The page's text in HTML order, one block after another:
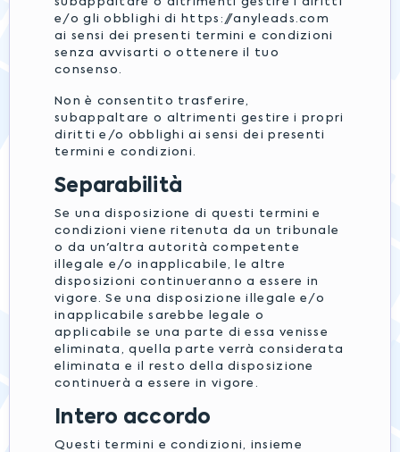
e/o gli obblighi di https://anyleads.com
ai sensi dei presenti termini e condizioni
senza avvisarti o ottenere il tuo
consenso.
Non è consentito trasferire,
subappaltare o altrimenti gestire i propri
diritti e/o obblighi ai sensi dei presenti
termini e condizioni.
Separabilità
Se una disposizione di questi termini e
condizioni viene ritenuta da un tribunale
o da un'altra autorità competente
illegale e/o inapplicabile, le altre
disposizioni continueranno a essere in
vigore. Se una disposizione illegale e/o
inapplicabile sarebbe legale o
applicabile se una parte di essa venisse
eliminata, quella parte verrà considerata
eliminata e il resto della disposizione
continuerà a essere in vigore.
Intero accordo
Questi termini e condizioni, insieme